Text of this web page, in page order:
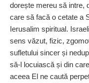
dorește mereu să intre,
care să facă o cetate a
Ierusalim spiritual.
sens văzut, fizic,
sufletului sincer și
să‑l locuiască și din
aceea El ne caută